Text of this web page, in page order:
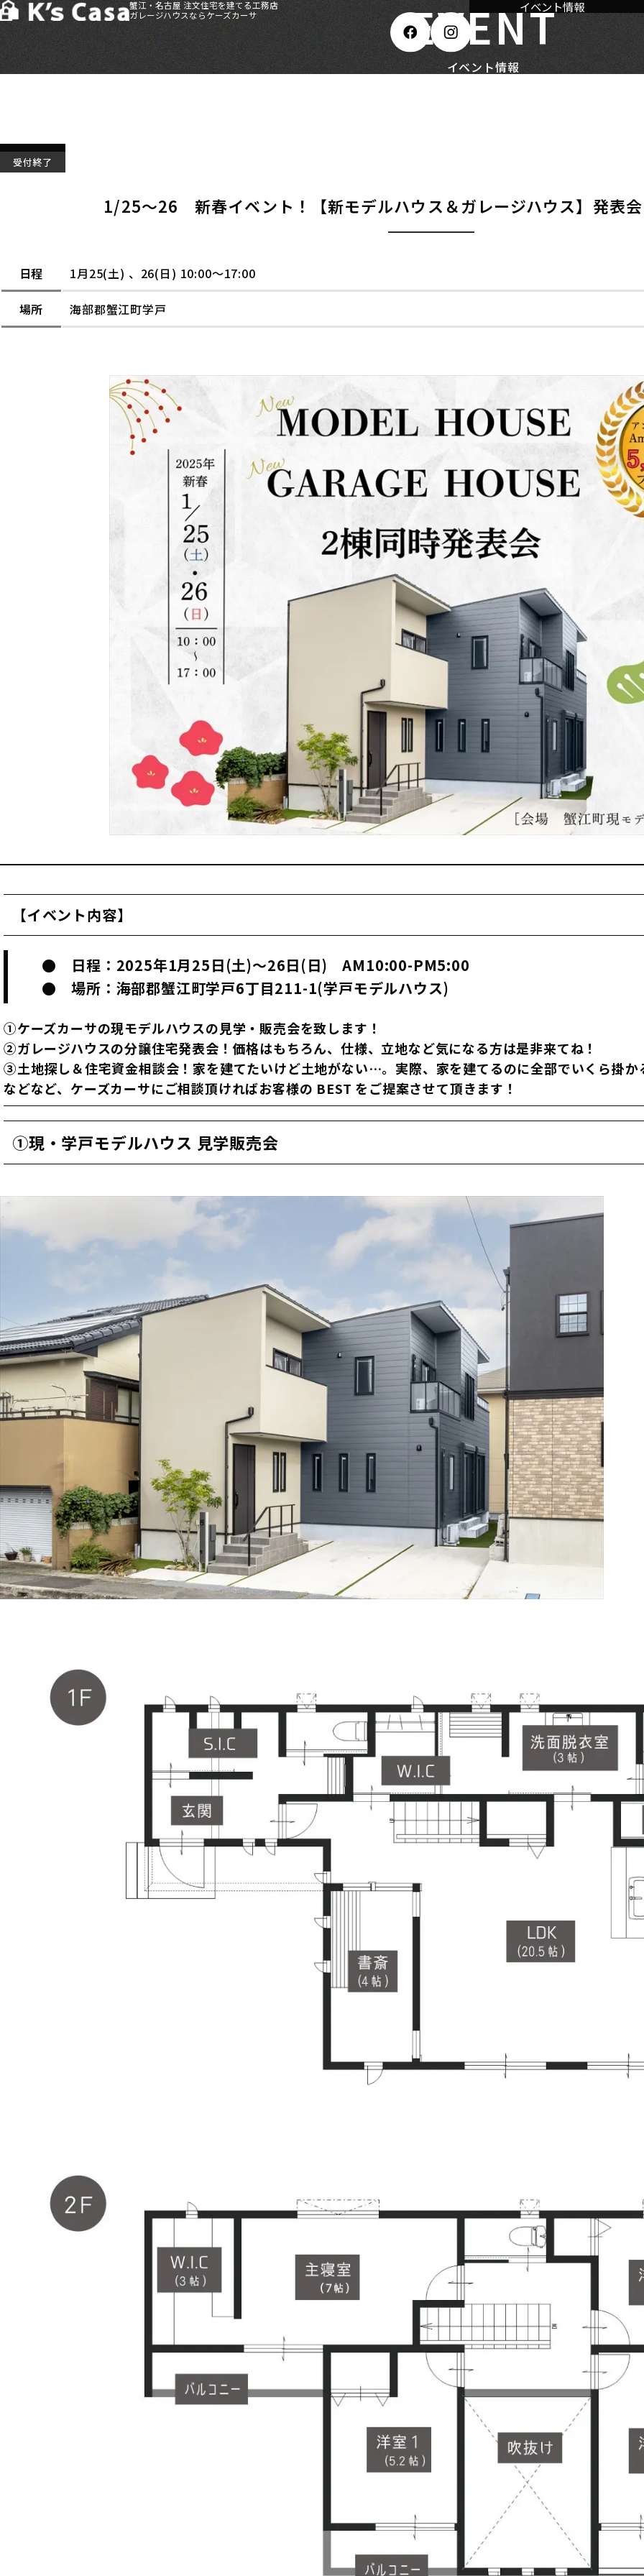
蟹江・名古屋 注文住宅を建てる工務店
ガレージハウスならケーズカーサ
イベント情報
EVENT
イベント情報
HOME > イベント情報 > 1/25～26 新春イベント！【新モデルハウス＆ガレージハウス】発表会 ＠蟹江町
受付終了
1/25～26 新春イベント！【新モデルハウス＆ガレージハウス】
日程 1月25(土) 、26(日) 10:00～17:00
場所 海部郡蟹江町学戸
【イベント内容】
● 日程：2025年1月25日(土)～26日(日) AM10:00-PM5:00
● 場所：海部郡蟹江町学戸6丁目211-1(学戸モデルハウス)
①ケーズカーサの現モデルハウスの見学・販売会を致します！
②ガレージハウスの分譲住宅発表会！価格はもちろん、仕様、立地など気になる方は是非来てね！
③土地探し＆住宅資金相談会！家を建てたいけど土地がない…。実際、家を建てるのに全部でいくら掛か
などなど、ケーズカーサにご相談頂ければお客様の BEST をご提案させて頂きます！
①現・学戸モデルハウス 見学販売会